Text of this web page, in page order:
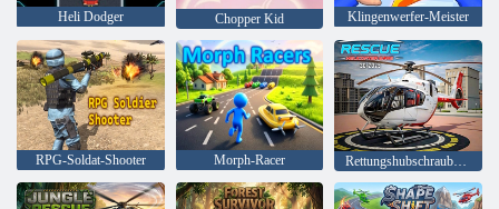
Heli Dodger Chopper Kid Klingenwerfer-Meister
RPG-Soldat-Shooter Morph-Racer Rettungshubschrauberspiel 3d 2025